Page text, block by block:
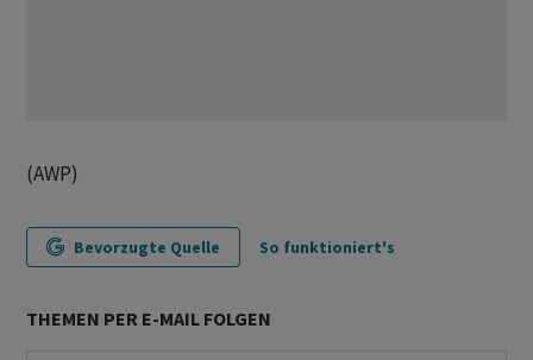
(AWP)
Bevorzugte Quelle So funktioniert's
THEMEN PER E-MAIL FOLGEN